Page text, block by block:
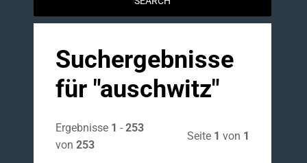
Suchergebnisse
für "auschwitz"
Ergebnisse 1 - 253
von 253
Seite 1 von 1